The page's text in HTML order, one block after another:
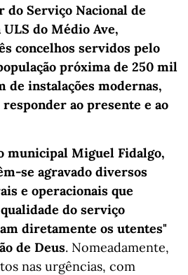
do Serviço Nacional de
do Médio Ave,
concelhos servidos pelo
próxima de 250 mil
de instalações modernas,
responder ao presente e ao
municipal Miguel Fidalgo,
se agravado diversos
e operacionais que
do serviço
diretamente os utentes"
de Deus. Nomeadamente,
nas urgências, com